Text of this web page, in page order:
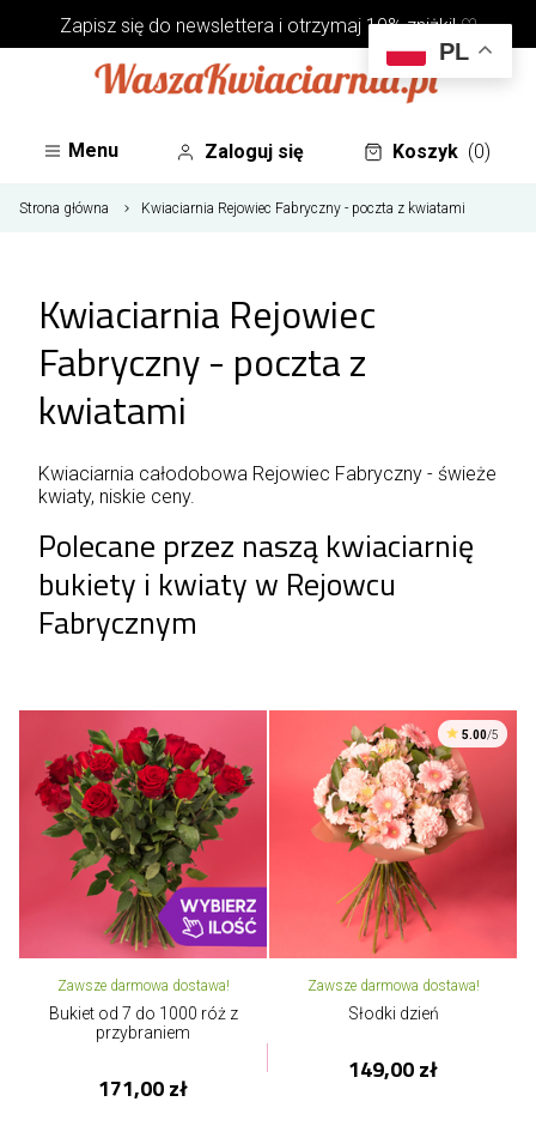
Zapisz się do newsletterai otrzymaj 10% zniżki! ♡
Menu Zaloguj się Koszyk (0)
Strona główna Kwiaciarnia Rejowiec Fabryczny - poczta z kwiatami
Kwiaciarnia Rejowiec
Fabryczny - poczta z
kwiatami
Kwiaciarnia całodobowa Rejowiec Fabryczny - świeże
kwiaty, niskie ceny.
Polecane przez naszą kwiaciarnię
bukiety i kwiaty w Rejowcu
Fabrycznym
Zawsze darmowa dostawa!
Bukiet od 7 do 1000 róż z
przybraniem
171,00 zł
5.00/5
Zawsze darmowa dostawa!
Słodki dzień
149,00 zł
PL